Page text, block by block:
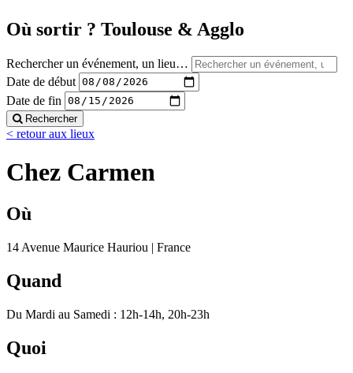
Où sortir ? Toulouse & Agglo
Rechercher un événement, un lieu…
Date de début
Date de fin
Rechercher
< retour aux lieux
Chez Carmen
Où
14 Avenue Maurice Hauriou | France
Quand
Du Mardi au Samedi : 12h-14h, 20h-23h
Quoi